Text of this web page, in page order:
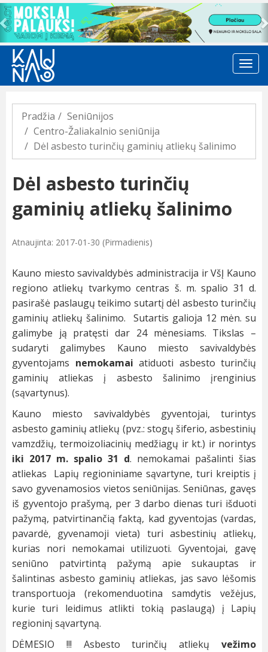
Previous
Pradžia
Seniūnijos
Centro-Žaliakalnio seniūnija
Dėl asbesto turinčių gaminių atliekų šalinimo
Dėl asbesto turinčių
gaminių atliekų šalinimo
Atnaujinta: 2017-01-30 (Pirmadienis)
Kauno miesto savivaldybės administracija ir VšĮ Kauno
regiono atliekų tvarkymo centras š. m. spalio 31 d.
pasirašė paslaugų teikimo sutartį dėl asbesto turinčių
gaminių atliekų šalinimo. Sutartis galioja 12 mėn. su
galimybe ją pratęsti dar 24 mėnesiams. Tikslas –
sudaryti galimybes Kauno miesto savivaldybės
gyventojams nemokamai atiduoti asbesto turinčių
gaminių atliekas į asbesto šalinimo įrenginius
(sąvartynus).
Kauno miesto savivaldybės gyventojai, turintys
asbesto gaminių atliekų (pvz.: stogų šiferio, asbestinių
vamzdžių, termoizoliacinių medžiagų ir kt.) ir norintys
iki 2017 m. spalio 31 d. nemokamai pašalinti šias
atliekas Lapių regioniniame sąvartyne, turi kreiptis į
savo gyvenamosios vietos seniūnijas. Seniūnas, gavęs
iš gyventojo prašymą, per 3 darbo dienas turi išduoti
pažymą, patvirtinančią faktą, kad gyventojas (vardas,
pavardė, gyvenamoji vieta) turi asbestinių atliekų,
kurias nori nemokamai utilizuoti. Gyventojai, gavę
seniūno patvirtintą pažymą apie sukauptas ir
šalintinas asbesto gaminių atliekas, jas savo lėšomis
transportuoja (rekomenduotina samdytis vežėjus,
kurie turi leidimus atlikti tokią paslaugą) į Lapių
regioninį sąvartyną.
DĖMESIO !!! Asbesto turinčių atliekų vežimo